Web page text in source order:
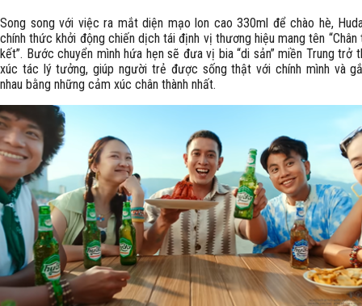
Song song với việc ra mắt diện mạo lon cao 330ml để chào hè,
chính thức khởi động chiến dịch tái định vị thương hiệu mang tên “Chân
kết”. Bước chuyển mình hứa hẹn sẽ đưa vị bia “di sản” miền Trung trở
xúc tác lý tưởng, giúp người trẻ được sống thật với chính mình và
nhau bằng những cảm xúc chân thành nhất.